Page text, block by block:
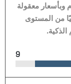
معقولة
من المستوى
الذكية.
9